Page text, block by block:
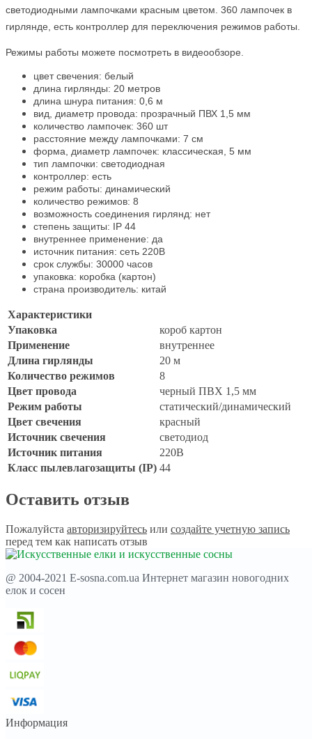
светодиодными лампочками красным цветом. 360 лампочек в
гирлянде, есть контроллер для переключения режимов работы.
Режимы работы можете посмотреть в видеообзоре.
цвет свечения: белый
длина гирлянды: 20 метров
длина шнура питания: 0,6 м
вид, диаметр провода: прозрачный ПВХ 1,5 мм
количество лампочек: 360 шт
расстояние между лампочками: 7 см
форма, диаметр лампочек: классическая, 5 мм
тип лампочки: светодиодная
контроллер: есть
режим работы: динамический
количество режимов: 8
возможность соединения гирлянд: нет
степень защиты: IP 44
внутреннее применение: да
источник питания: сеть 220В
срок службы: 30000 часов
упаковка: коробка (картон)
страна производитель: китай
Характеристики
Упаковка
короб картон
Применение
внутреннее
Длина гирлянды
20 м
Количество режимов
8
Цвет провода
черный ПВХ 1,5 мм
Режим работы
статический/динамический
Цвет свечения
красный
Источник свечения
светодиод
Источник питания
220В
Класс пылевлагозащиты (IP) 44
Оставить отзыв
Пожалуйста авторизируйтесь или создайте учетную запись
перед тем как написать отзыв
@ 2004-2021 E-sosna.com.ua Интернет магазин новогодних
елок и сосен
Информация